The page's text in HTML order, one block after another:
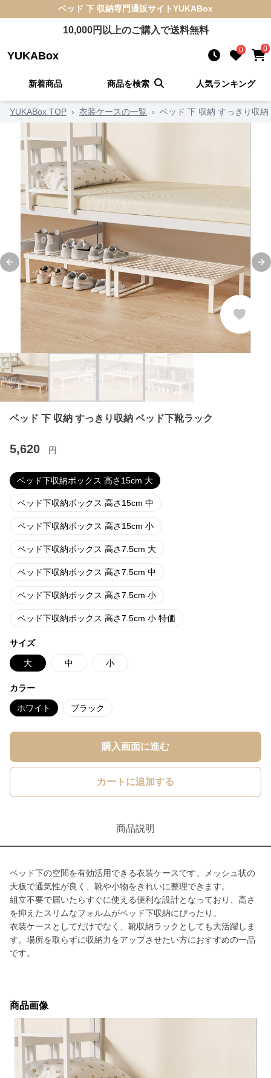
ベッド 下 収納専門通販サイトYUKABox
10,000円以上のご購入で送料無料
YUKABox 0 0
新着商品 商品を検索 人気ランキング
YUKABox TOP › 衣装ケースの一覧 › ベッド 下 収納 すっきり収
Previous slide
ベッド 下 収納 すっきり収納 ベッド下靴ラック
5,620 円
ベッド下収納ボックス 高さ15cm 大
ベッド下収納ボックス 高さ15cm 中
ベッド下収納ボックス 高さ15cm 小
ベッド下収納ボックス 高さ7.5cm 大
ベッド下収納ボックス 高さ7.5cm 中
ベッド下収納ボックス 高さ7.5cm 小
ベッド下収納ボックス 高さ7.5cm 小 特価
サイズ
大 中 小
カラー
ホワイト ブラック
購入画面に進む
カートに追加する
商品説明
ベッド下の空間を有効活用できる衣装ケースです。メッシュ状の
天板で通気性が良く、靴や小物をきれいに整理できます。
組立不要で届いたらすぐに使える便利な設計となっており、高さ
を抑えたスリムなフォルムがベッド下収納にぴったり。
衣装ケースとしてだけでなく、靴収納ラックとしても大活躍しま
す。場所を取らずに収納力をアップさせたい方におすすめの一品
です。
商品画像